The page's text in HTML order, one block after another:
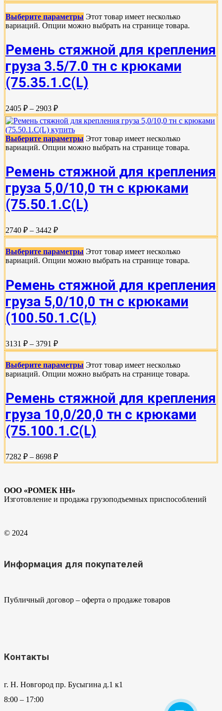
Выберите параметры Этот товар имеет несколько
вариаций. Опции можно выбрать на странице товара.
Ремень стяжной для крепления
груза 3.5/7.0 тн с крюками
(75.35.1.C(L)
2405 ₽ – 2903 ₽
Выберите параметры Этот товар имеет несколько
вариаций. Опции можно выбрать на странице товара.
Ремень стяжной для крепления
груза 5,0/10,0 тн с крюками
(75.50.1.C(L)
2740 ₽ – 3442 ₽
Выберите параметры Этот товар имеет несколько
вариаций. Опции можно выбрать на странице товара.
Ремень стяжной для крепления
груза 5,0/10,0 тн с крюками
(100.50.1.С(L)
3131 ₽ – 3791 ₽
Выберите параметры Этот товар имеет несколько
вариаций. Опции можно выбрать на странице товара.
Ремень стяжной для крепления
груза 10,0/20,0 тн с крюками
(75.100.1.C(L)
7282 ₽ – 8698 ₽
ООО «РОМЕК НН»
Изготовление и продажа грузоподъемных приспособлений
© 2024
Информация для покупателей
Публичный договор – оферта о продаже товаров
Контакты
г. Н. Новгород пр. Бусыгина д.1 к1
8:00 – 17:00